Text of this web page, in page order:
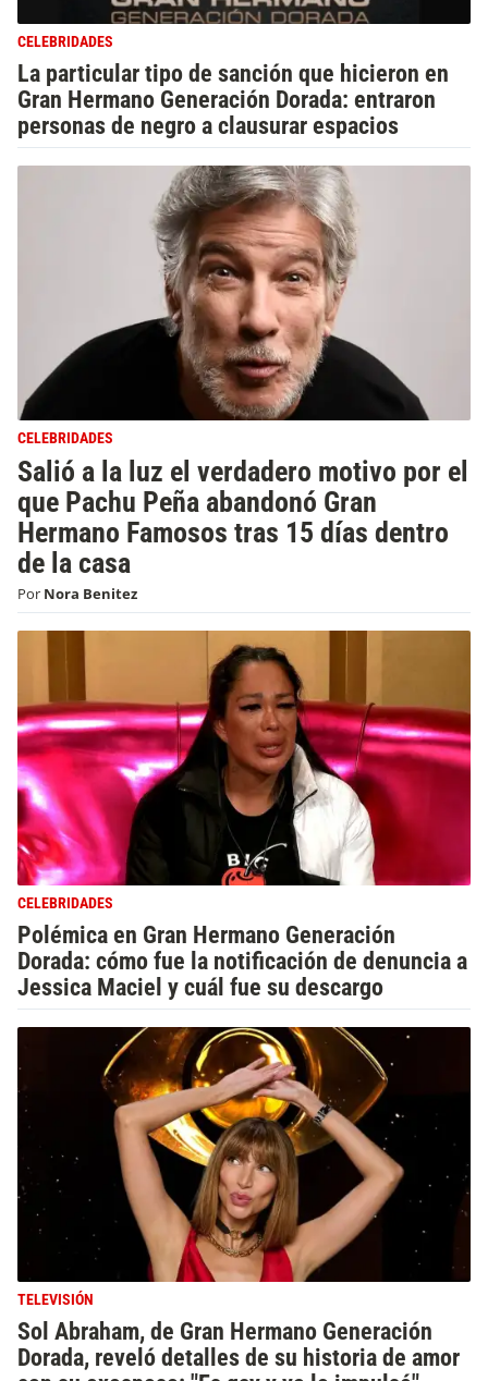
CELEBRIDADES
La particular tipo de sanción que hicieron en
Gran Hermano Generación Dorada: entraron
personas de negro a clausurar espacios
CELEBRIDADES
Salió a la luz el verdadero motivo por el
que Pachu Peña abandonó Gran
Hermano Famosos tras 15 días dentro
de la casa
Por Nora Benitez
CELEBRIDADES
Polémica en Gran Hermano Generación
Dorada: cómo fue la notificación de denuncia a
Jessica Maciel y cuál fue su descargo
TELEVISIÓN
Sol Abraham, de Gran Hermano Generación
Dorada, reveló detalles de su historia de amor